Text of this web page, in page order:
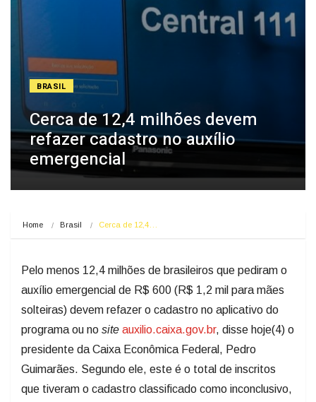
BRASIL
Cerca de 12,4 milhões devem
refazer cadastro no auxílio
emergencial
Home Brasil Cerca de 12,4…
Pelo menos 12,4 milhões de brasileiros que pediram o
auxílio emergencial de R$ 600 (R$ 1,2 mil para mães
solteiras) devem refazer o cadastro no aplicativo do
programa ou no site auxilio.caixa.gov.br, disse hoje(4) o
presidente da Caixa Econômica Federal, Pedro
Guimarães. Segundo ele, este é o total de inscritos
que tiveram o cadastro classificado como inconclusivo,